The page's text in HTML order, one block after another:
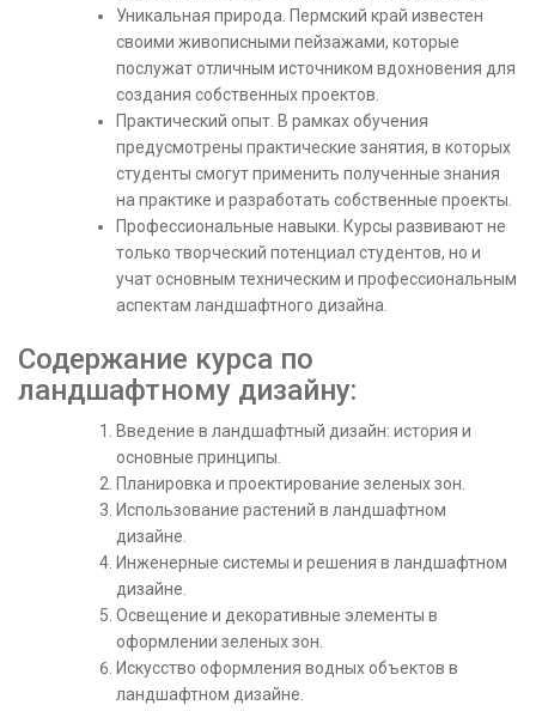
Уникальная природа. Пермский край известен
своими живописными пейзажами, которые
послужат отличным источником вдохновения для
создания собственных проектов.
Практический опыт. В рамках обучения
предусмотрены практические занятия, в которых
студенты смогут применить полученные знания
на практике и разработать собственные проекты.
Профессиональные навыки. Курсы развивают не
только творческий потенциал студентов, но и
учат основным техническим и профессиональным
аспектам ландшафтного дизайна.
Содержание курса по
ландшафтному дизайну:
Введение в ландшафтный дизайн: история и
основные принципы.
Планировка и проектирование зеленых зон.
Использование растений в ландшафтном
дизайне.
Инженерные системы и решения в ландшафтном
дизайне.
Освещение и декоративные элементы в
оформлении зеленых зон.
Искусство оформления водных объектов в
ландшафтном дизайне.